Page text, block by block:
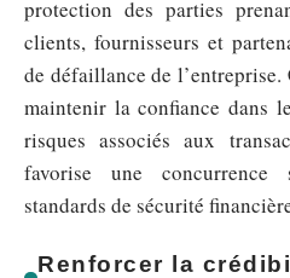
protection des parties
clients, fournisseurs et
de défaillance de
maintenir la confiance dans
risques associés aux
favorise une
standards de sécurité
Renforcer la